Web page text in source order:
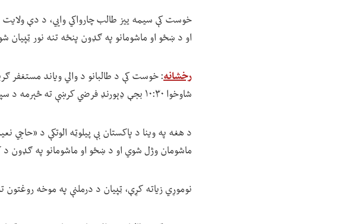
خوست کې سیمه ییز طالب چارواکي وايي، د دې
او د ښځو او ماشومانو په ګډون پنځه تنه نور
رخشانه
شاوخوا ۱۰:۳۰ بجې ډېورنډ فرضي کرښې ته څېرمه د سپېرې ولسوالۍ د سورکاخ په سیمه کې رامنځ ته شوې ده.
د هغه په وینا د پاکستان بې پیلوټه الوتکې د
ماشومان وژل شوي او د ښځو او ماشومانو په ګډون
نوموړي زیاته کړې، ټپیان د درملنې په موخه